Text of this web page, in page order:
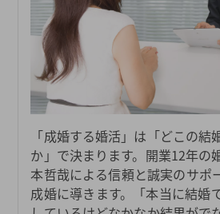
「成婚する婚活」は「どこの結
か」で決まります。開業12年の
本哲哉による信頼と誠実のサポ
成婚に導きます。「本当に結婚